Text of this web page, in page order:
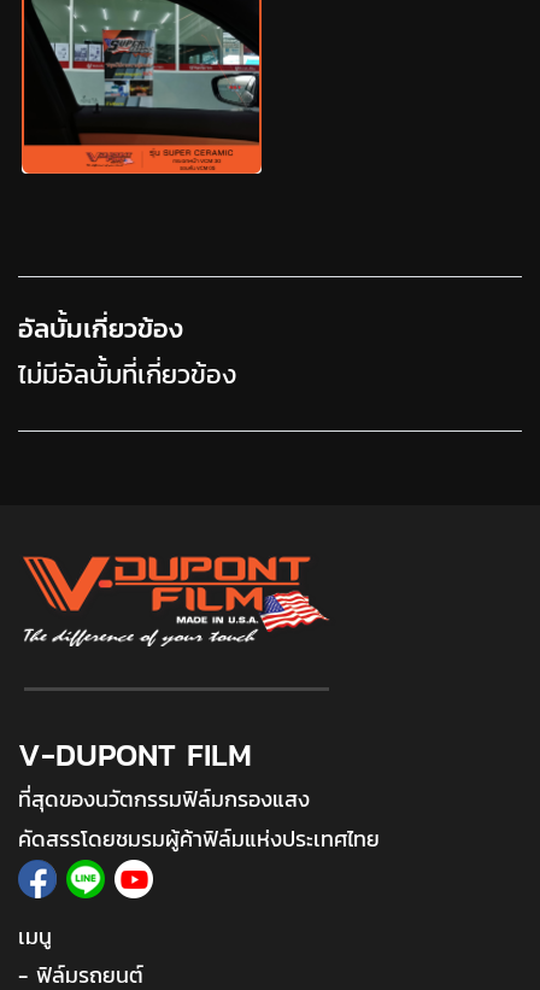
อัลบั้มเกี่ยวข้อง
ไม่มีอัลบั้มที่เกี่ยวข้อง
V-DUPONT FILM
ที่สุดของนวัตกรรมฟิล์มกรองแสง
คัดสรรโดยชมรมผู้ค้าฟิล์มแห่งประเทศไทย
เมนู
- ฟิล์มรถยนต์